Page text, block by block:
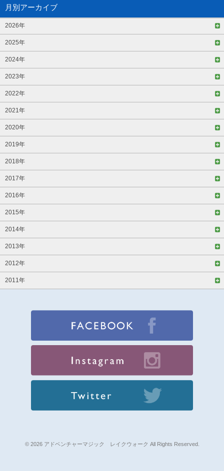
月別アーカイブ
2026年
2025年
2024年
2023年
2022年
2021年
2020年
2019年
2018年
2017年
2016年
2015年
2014年
2013年
2012年
2011年
© 2026 アドベンチャーマジック レイクウォーク All Rights Reserved.